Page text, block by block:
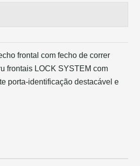
frontal com fecho de correr
frontais LOCK SYSTEM com
porta-identificação destacável e